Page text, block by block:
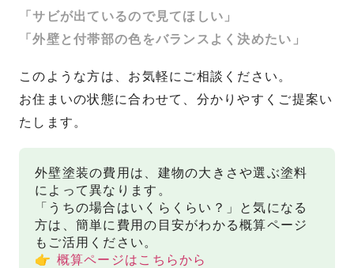
「サビが出ているので見てほしい」
「外壁と付帯部の色をバランスよく決めたい」
このような方は、お気軽にご相談ください。
お住まいの状態に合わせて、分かりやすくご提案い
たします。
外壁塗装の費用は、建物の大きさや選ぶ塗料
によって異なります。
「うちの場合はいくらくらい？」と気になる
方は、簡単に費用の目安がわかる概算ページ
もご活用ください。
👉 概算ページはこちらから